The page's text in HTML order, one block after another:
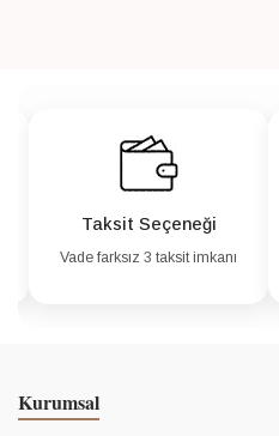
Taksit Seçeneği
Vade farksız 3 taksit imkanı
Kurumsal